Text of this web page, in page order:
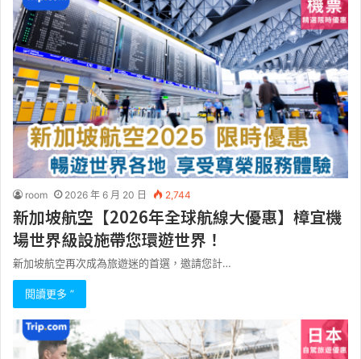
room 2026 年 6 月 20 日 2,744
新加坡航空【2026年全球航線大優惠】樟宜機
場世界級設施帶您環遊世界！
新加坡航空再次成為旅遊迷的首選，邀請您計…
閱讀更多 ”